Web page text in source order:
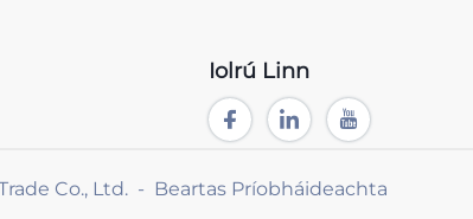
Iolrú Linn
Co., Ltd. - Beartas Príobháideachta